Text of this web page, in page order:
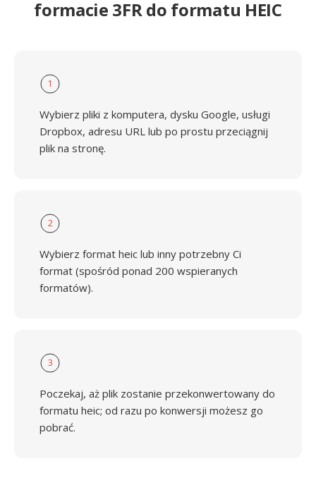
formacie 3FR do formatu HEIC
1
Wybierz pliki z komputera, dysku Google, usługi
Dropbox, adresu URL lub po prostu przeciągnij
plik na stronę.
2
Wybierz format heic lub inny potrzebny Ci
format (spośród ponad 200 wspieranych
formatów).
3
Poczekaj, aż plik zostanie przekonwertowany do
formatu heic; od razu po konwersji możesz go
pobrać.